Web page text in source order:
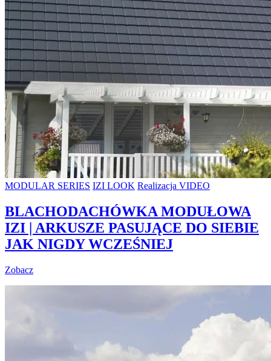
MODULAR SERIES IZI LOOK Realizacja VIDEO
BLACHODACHÓWKA MODUŁOWA
IZI | ARKUSZE PASUJĄCE DO SIEBIE
JAK NIGDY WCZEŚNIEJ
Zobacz